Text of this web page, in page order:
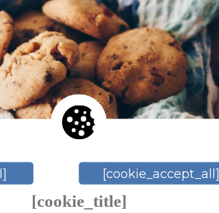
in alle stijlen, want
End vandaan kunnen
Sitges Film
Prado Suburense
like Jake", met Jim
en de Spaanse
The magazine that
van het invloedrijke
[cookie_accept_all]
[cookie_title]